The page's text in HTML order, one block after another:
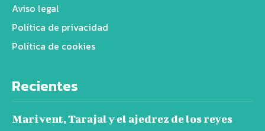
Aviso legal
Política de privacidad
Política de cookies
Recientes
Marivent, Tarajal y el ajedrez de los reyes